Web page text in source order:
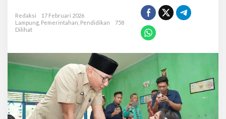
r
M
P
a
t
i
k
Redaksi
17 Februari 2026
Lampung Pemerintahan Pendidikan
758
Dilihat